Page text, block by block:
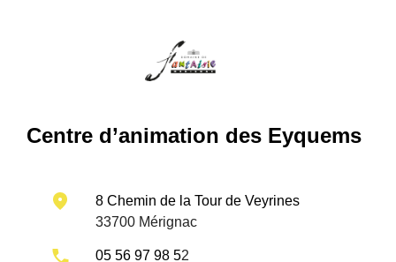
Centre d’animation des Eyquems
8 Chemin de la Tour de Veyrines
33700 Mérignac
05 56 97 98 52